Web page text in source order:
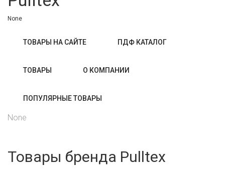
None
ТОВАРЫ НА САЙТЕ ПДФ КАТАЛОГ
ТОВАРЫ О КОМПАНИИ
ПОПУЛЯРНЫЕ ТОВАРЫ
None
Товары бренда Pulltex